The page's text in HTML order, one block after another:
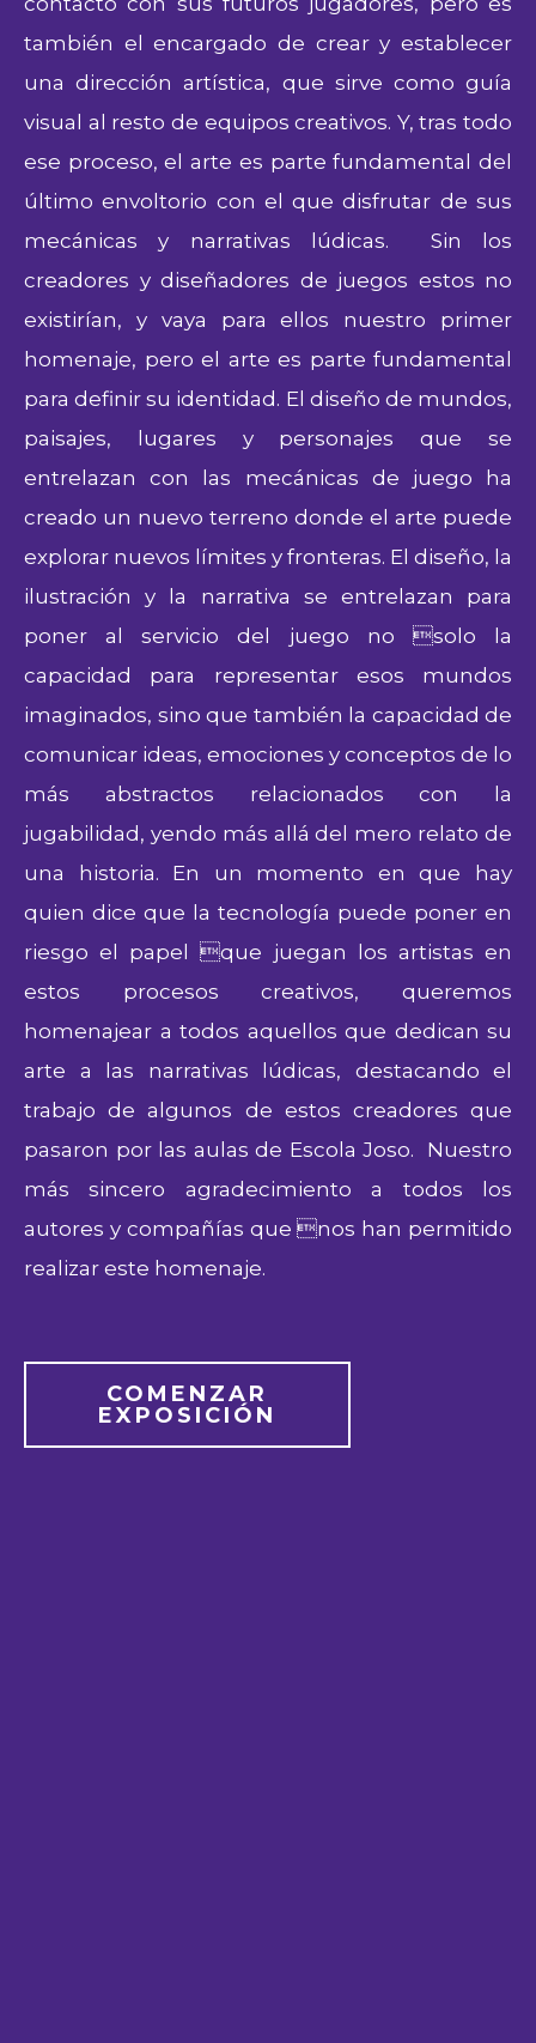
también el encargado de crear y establecer
una dirección artística, que sirve como guía
visual al resto de equipos creativos. Y, tras todo
ese proceso, el arte es parte fundamental del
último envoltorio con el que disfrutar de sus
mecánicas y narrativas lúdicas. Sin los
creadores y diseñadores de juegos estos no
existirían, y vaya para ellos nuestro primer
homenaje, pero el arte es parte fundamental
para definir su identidad. El diseño de mundos,
paisajes, lugares y personajes que se
entrelazan con las mecánicas de juego ha
creado un nuevo terreno donde el arte puede
explorar nuevos límites y fronteras. El diseño, la
ilustración y la narrativa se entrelazan para
poner al servicio del juego no solo la
capacidad para representar esos mundos
imaginados, sino que también la capacidad de
comunicar ideas, emociones y conceptos de lo
más abstractos relacionados con la
jugabilidad, yendo más allá del mero relato de
una historia. En un momento en que hay
quien dice que la tecnología puede poner en
riesgo el papel que juegan los artistas en
estos procesos creativos, queremos
homenajear a todos aquellos que dedican su
arte a las narrativas lúdicas, destacando el
trabajo de algunos de estos creadores que
pasaron por las aulas de Escola Joso. Nuestro
más sincero agradecimiento a todos los
autores y compañías que nos han permitido
realizar este homenaje.
COMENZAR
EXPOSICIÓN